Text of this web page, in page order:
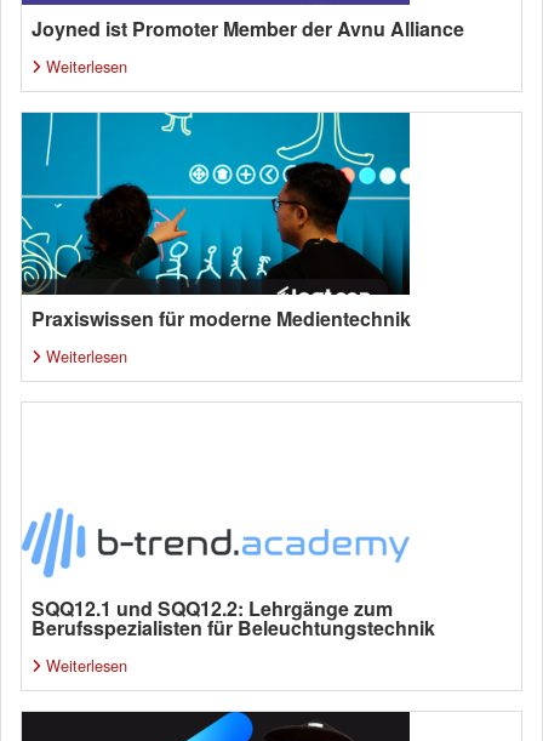
Joyned ist Promoter Member der Avnu Alliance
Weiterlesen
Praxiswissen für moderne Medientechnik
Weiterlesen
SQQ12.1 und SQQ12.2: Lehrgänge zum
Berufsspezialisten für Beleuchtungstechnik
Weiterlesen